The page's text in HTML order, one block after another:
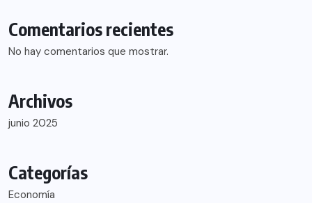
Comentarios recientes
No hay comentarios que mostrar.
Archivos
junio 2025
Categorías
Economía